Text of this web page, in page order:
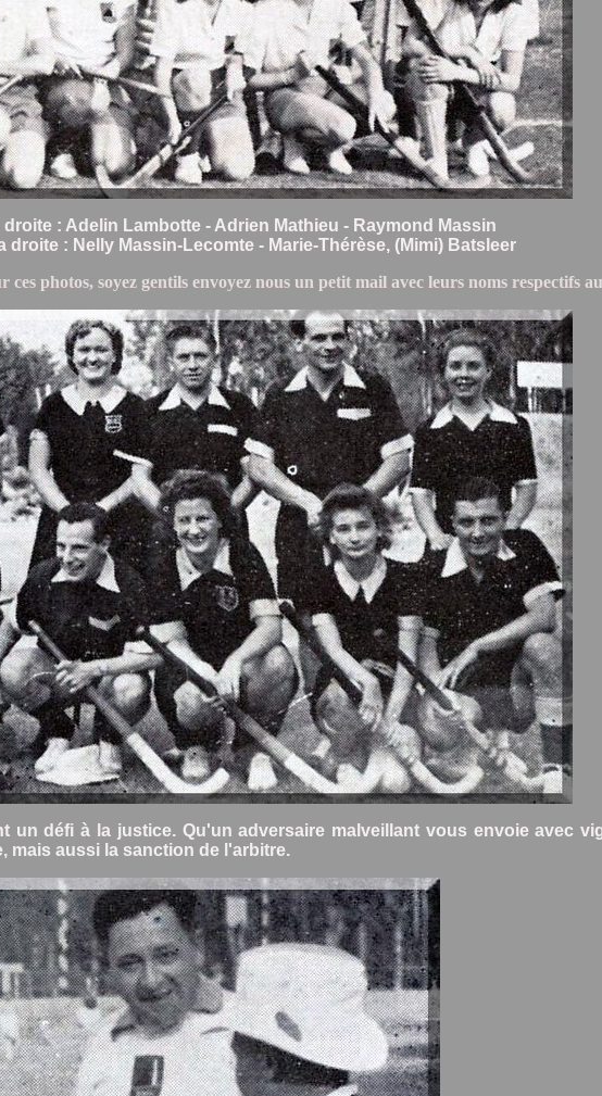
droite : Adelin Lambotte - Adrien Mathieu - Raymond Massin
droite : Nelly Massin-Lecomte - Marie-Thérèse, (Mimi) Batsleer
photos, soyez gentils envoyez nous un petit mail avec leurs noms respectifs
défi à la justice. Qu'un adversaire malveillant vous envoie avec
mais aussi la sanction de l'arbitre.